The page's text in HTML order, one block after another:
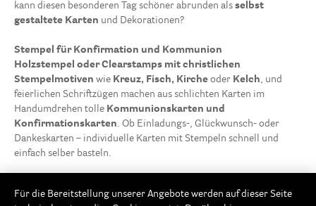
kann diesen besonderen Tag schöner abrunden als selbst
gestaltete Karten und Dekorationen?
Stempel für Konfirmation und Kommunion
Holzstempel oder Clearstamps mit christlichen
Stempelmotiven wie Kreuz, Fisch, Kirche oder Kelch, und
feierlichen Schriftzügen machen aus schlichten Karten im
Handumdrehen tolle Kommunionskarten und
Konfirmationskarten. Ob Einladungs-, Glückwunsch- oder
Dankeskarten – individuelle Karten mit Stempeln schnell und
einfach selber basteln.
Für die Bereitstellung unserer Angebote werden auf dieser Seite